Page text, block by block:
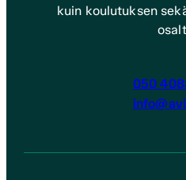
kuin koulutuksen
050